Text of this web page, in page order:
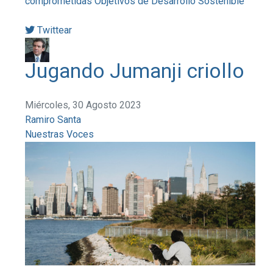
Twittear
Jugando Jumanji criollo
Miércoles, 30 Agosto 2023
Ramiro Santa
Nuestras Voces